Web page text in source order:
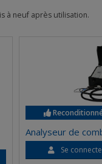
à neuf après utilisation.
Analyseur de
Se